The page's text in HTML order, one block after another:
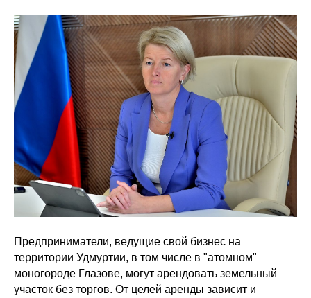
Предприниматели, ведущие свой бизнес на
территории Удмуртии, в том числе в "атомном"
моногороде Глазове, могут арендовать земельный
участок без торгов. От целей аренды зависит и